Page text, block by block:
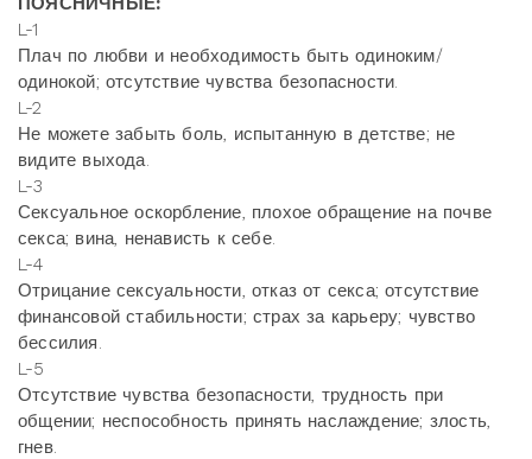
L-1
Плач по любви и необходимость быть одиноким/
одинокой; отсутствие чувства безопасности.
L-2
Не можете забыть боль, испытанную в детстве; не
видите выхода.
L-3
Сексуальное оскорбление, плохое обращение на почве
секса; вина, ненависть к себе.
L-4
Отрицание сексуальности, отказ от секса; отсутствие
финансовой стабильности; страх за карьеру; чувство
бессилия.
L-5
Отсутствие чувства безопасности, трудность при
общении; неспособность принять наслаждение; злость,
гнев.